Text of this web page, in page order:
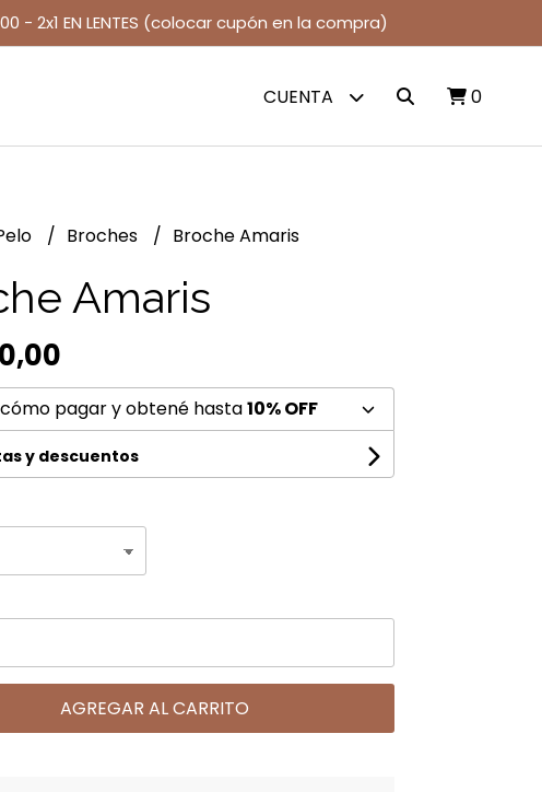
- 2x1 EN LENTES (colocar cupón en la compra)
CUENTA 0
Broches Broche Amaris
Amaris
pagar y obtené hasta10% OFF
y descuentos
AGREGAR AL CARRITO